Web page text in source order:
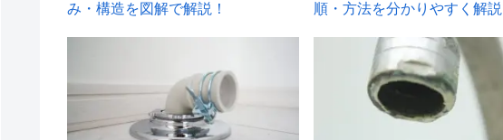
み・構造を図解で解説！
順・方法を分かりやすく解説